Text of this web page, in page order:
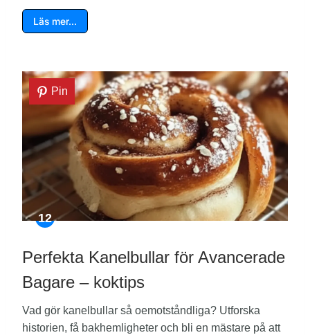
Läs mer…
Pin
Perfekta Kanelbullar för Avancerade
Bagare – koktips
Vad gör kanelbullar så oemotståndliga? Utforska
historien, få bakhemligheter och bli en mästare på att